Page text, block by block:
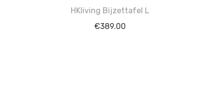
HKliving Bijzettafel L
€389.00